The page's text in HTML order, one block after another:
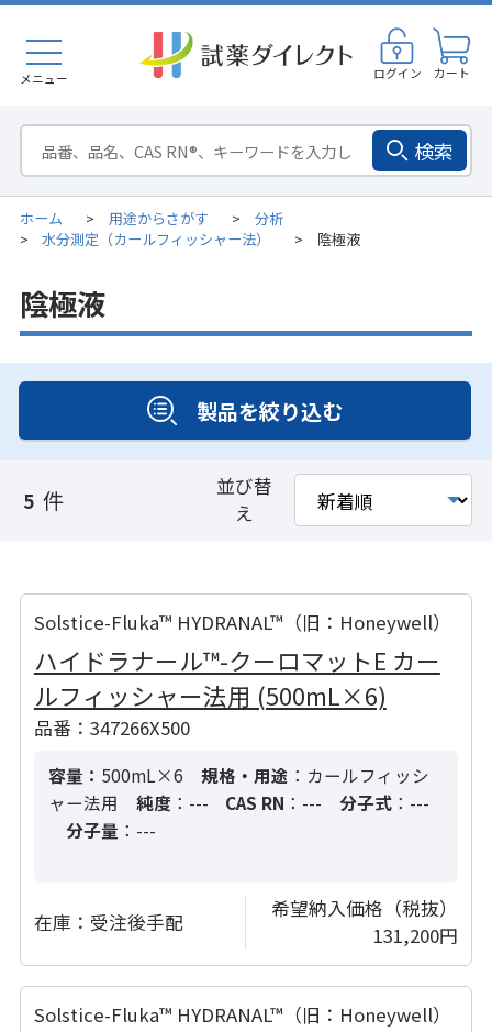
メニュー ログイン カート
検索
ホーム > 用途からさがす > 分析
> 水分測定（カールフィッシャー法） > 陰極液
陰極液
製品を絞り込む
5 件
並び替
え
Solstice-Fluka™ HYDRANAL™（旧：Honeywell）
ハイドラナール™-クーロマットE カー
ルフィッシャー法用 (500mL×6)
品番：347266X500
容量： 500mL×6 規格・用途 ：カールフィッシ
ャー法用
純度 ：--- CAS RN ：--- 分子式：---
分子量 ：---
在庫： 受注後手配
希望納入価格（税抜）
131,200円
Solstice-Fluka™ HYDRANAL™（旧：Honeywell）